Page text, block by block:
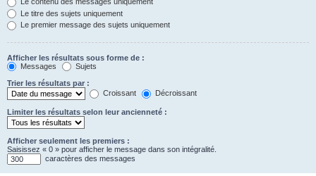
Le titre des sujets uniquement
Le premier message des sujets uniquement
Afficher les résultats sous forme de :
Messages
Sujets
Trier les résultats par :
Croissant
Décroissant
Limiter les résultats selon leur ancienneté :
Afficher seulement les premiers :
Saisissez « 0 » pour afficher le message dans son intégralité.
caractères des messages